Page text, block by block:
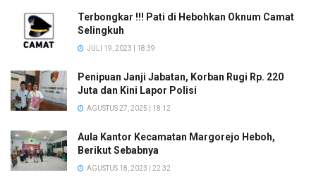
Terbongkar !!! Pati di Hebohkan Oknum Camat
Selingkuh
JULI 19, 2023 | 18:39
Penipuan Janji Jabatan, Korban Rugi Rp. 220
Juta dan Kini Lapor Polisi
AGUSTUS 27, 2025 | 18:12
Aula Kantor Kecamatan Margorejo Heboh,
Berikut Sebabnya
AGUSTUS 18, 2023 | 22:32